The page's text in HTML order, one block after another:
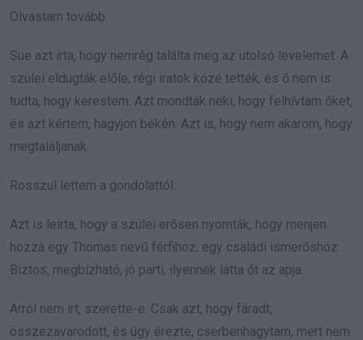
Olvastam tovább.
Sue azt írta, hogy nemrég találta meg az utolsó levelemet. A
szülei eldugták előle, régi iratok közé tették, és ő nem is
tudta, hogy kerestem. Azt mondták neki, hogy felhívtam őket,
és azt kértem, hagyjon békén. Azt is, hogy nem akarom, hogy
megtaláljanak.
Rosszul lettem a gondolattól.
Azt is leírta, hogy a szülei erősen nyomták, hogy menjen
hozzá egy Thomas nevű férfihoz, egy családi ismerőshöz.
Biztos, megbízható, jó parti, ilyennek látta őt az apja.
Arról nem írt, szerette-e. Csak azt, hogy fáradt,
összezavarodott, és úgy érezte, cserbenhagytam, mert nem